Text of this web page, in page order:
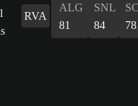
RVA
ALG
81
SNL
84
78